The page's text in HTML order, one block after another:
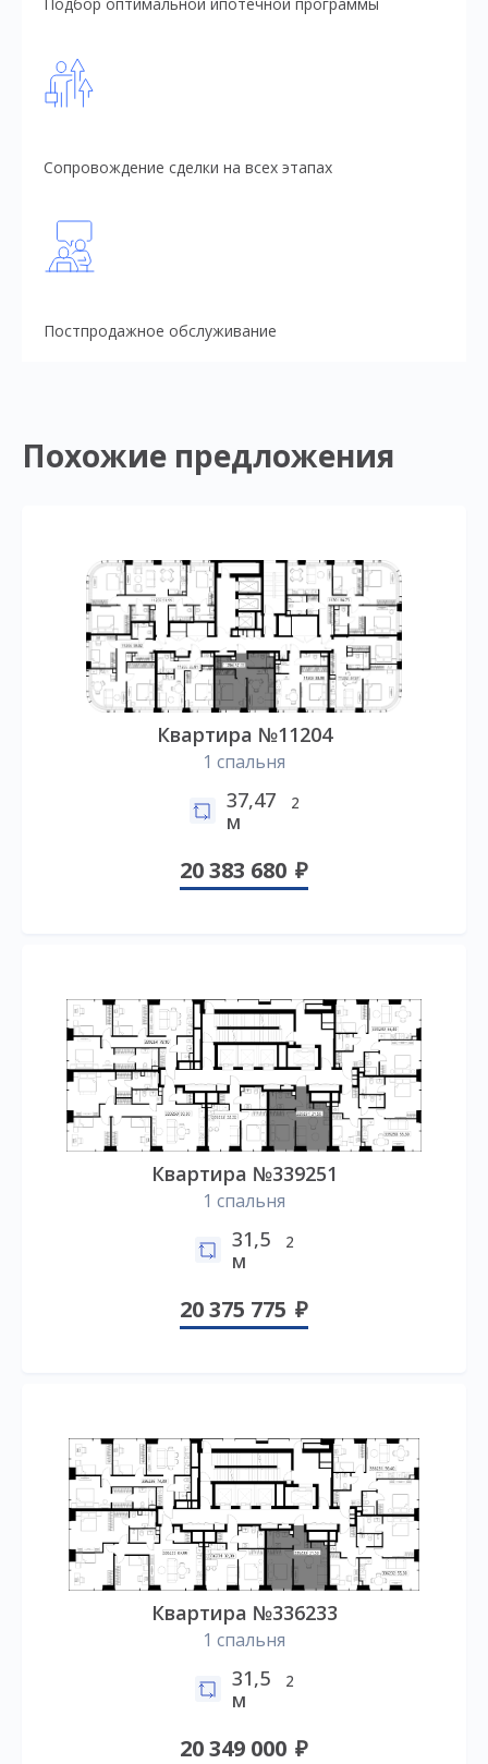
Сопровождение сделки на всех этапах
Постпродажное обслуживание
Похожие предложения
Квартира №11204
1 спальня
37,47
м
2
20 383 680
Квартира №339251
1 спальня
31,5
м
2
20 375 775
Квартира №336233
1 спальня
31,5
м
2
20 349 000